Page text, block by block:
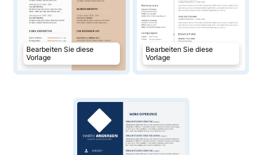
Bearbeiten Sie diese
Vorlage
Bearbeiten Sie diese
Vorlage